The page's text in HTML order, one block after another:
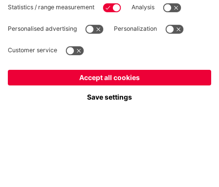
Paiement et livraisonFrancepour y livrer!
Mondialpour y livrer!